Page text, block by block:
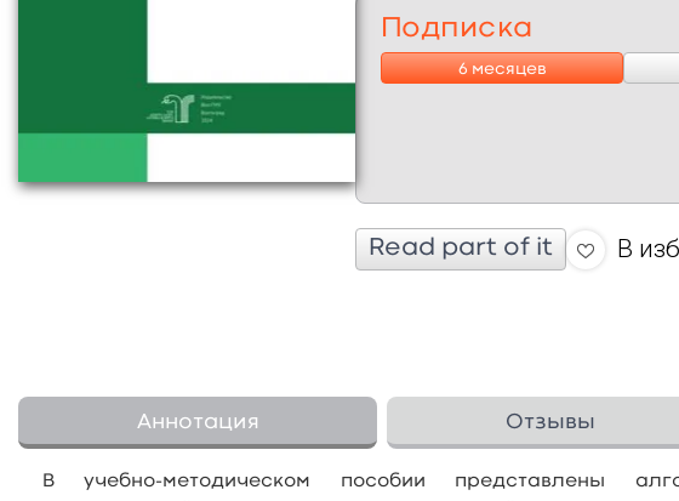
Подписка
6 месяцев
Read part of it В
Аннотация Отзывы
В учебно-методическом пособии представлены